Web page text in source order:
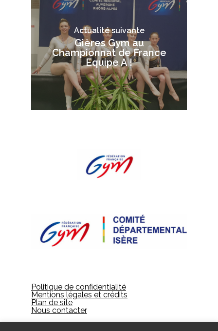
Actualité suivante
Gières Gym au
Championnat de France
Equipe A !
Politique de confidentialité
Mentions légales et crédits
Plan de site
Nous contacter